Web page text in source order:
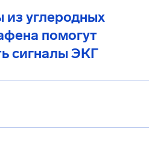
из углеродных
помогут
сигналы ЭКГ